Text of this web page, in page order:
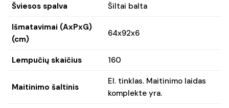
Šviesos spalva Šiltai balta
Išmatavimai (AxPxG)
(cm)
64x92x6
Lempučių skaičius 160
Maitinimo šaltinis
El. tinklas. Maitinimo laidas
komplekte yra.